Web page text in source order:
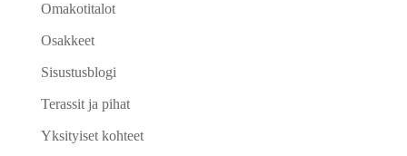
Omakotitalot
Osakkeet
Sisustusblogi
Terassit ja pihat
Yksityiset kohteet